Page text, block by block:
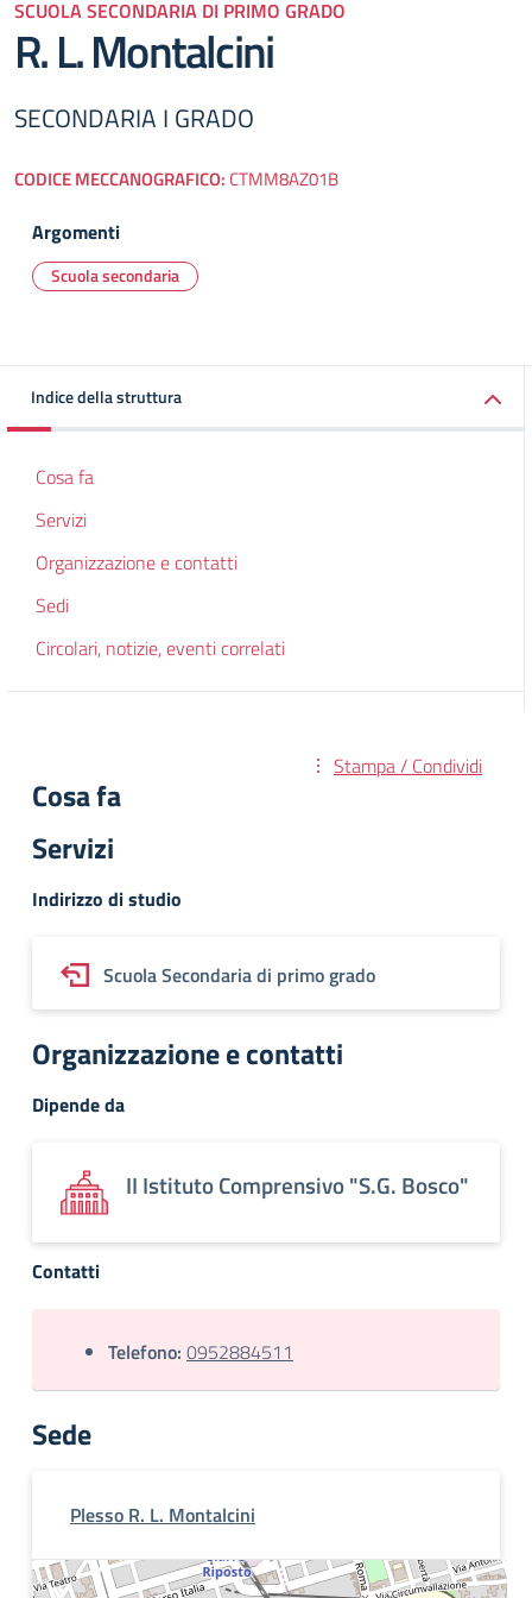
SCUOLA SECONDARIA DI PRIMO GRADO
R. L. Montalcini
SECONDARIA I GRADO
CODICE MECCANOGRAFICO: CTMM8AZ01B
Argomenti
Scuola secondaria
Indice della struttura
Cosa fa
Servizi
Organizzazione e contatti
Sedi
Circolari, notizie, eventi correlati
Stampa / Condividi
Cosa fa
Servizi
Indirizzo di studio
Scuola Secondaria di primo grado
Organizzazione e contatti
Dipende da
II Istituto Comprensivo "S.G. Bosco"
Contatti
Telefono: 0952884511
Sede
Plesso R. L. Montalcini